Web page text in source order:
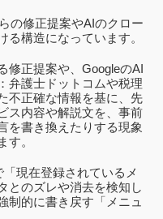
の修正提案やAIのクロー
る構造になっています。
修正提案や、GoogleのAI
弁護士ドットコムや税理
不正確な情報を基に、先
ス内容や解説文を、事前
を書き換えたりする現象
す。
現在登録されているメ
とのズレや消去を検知し
制的に書き戻す「メニュ